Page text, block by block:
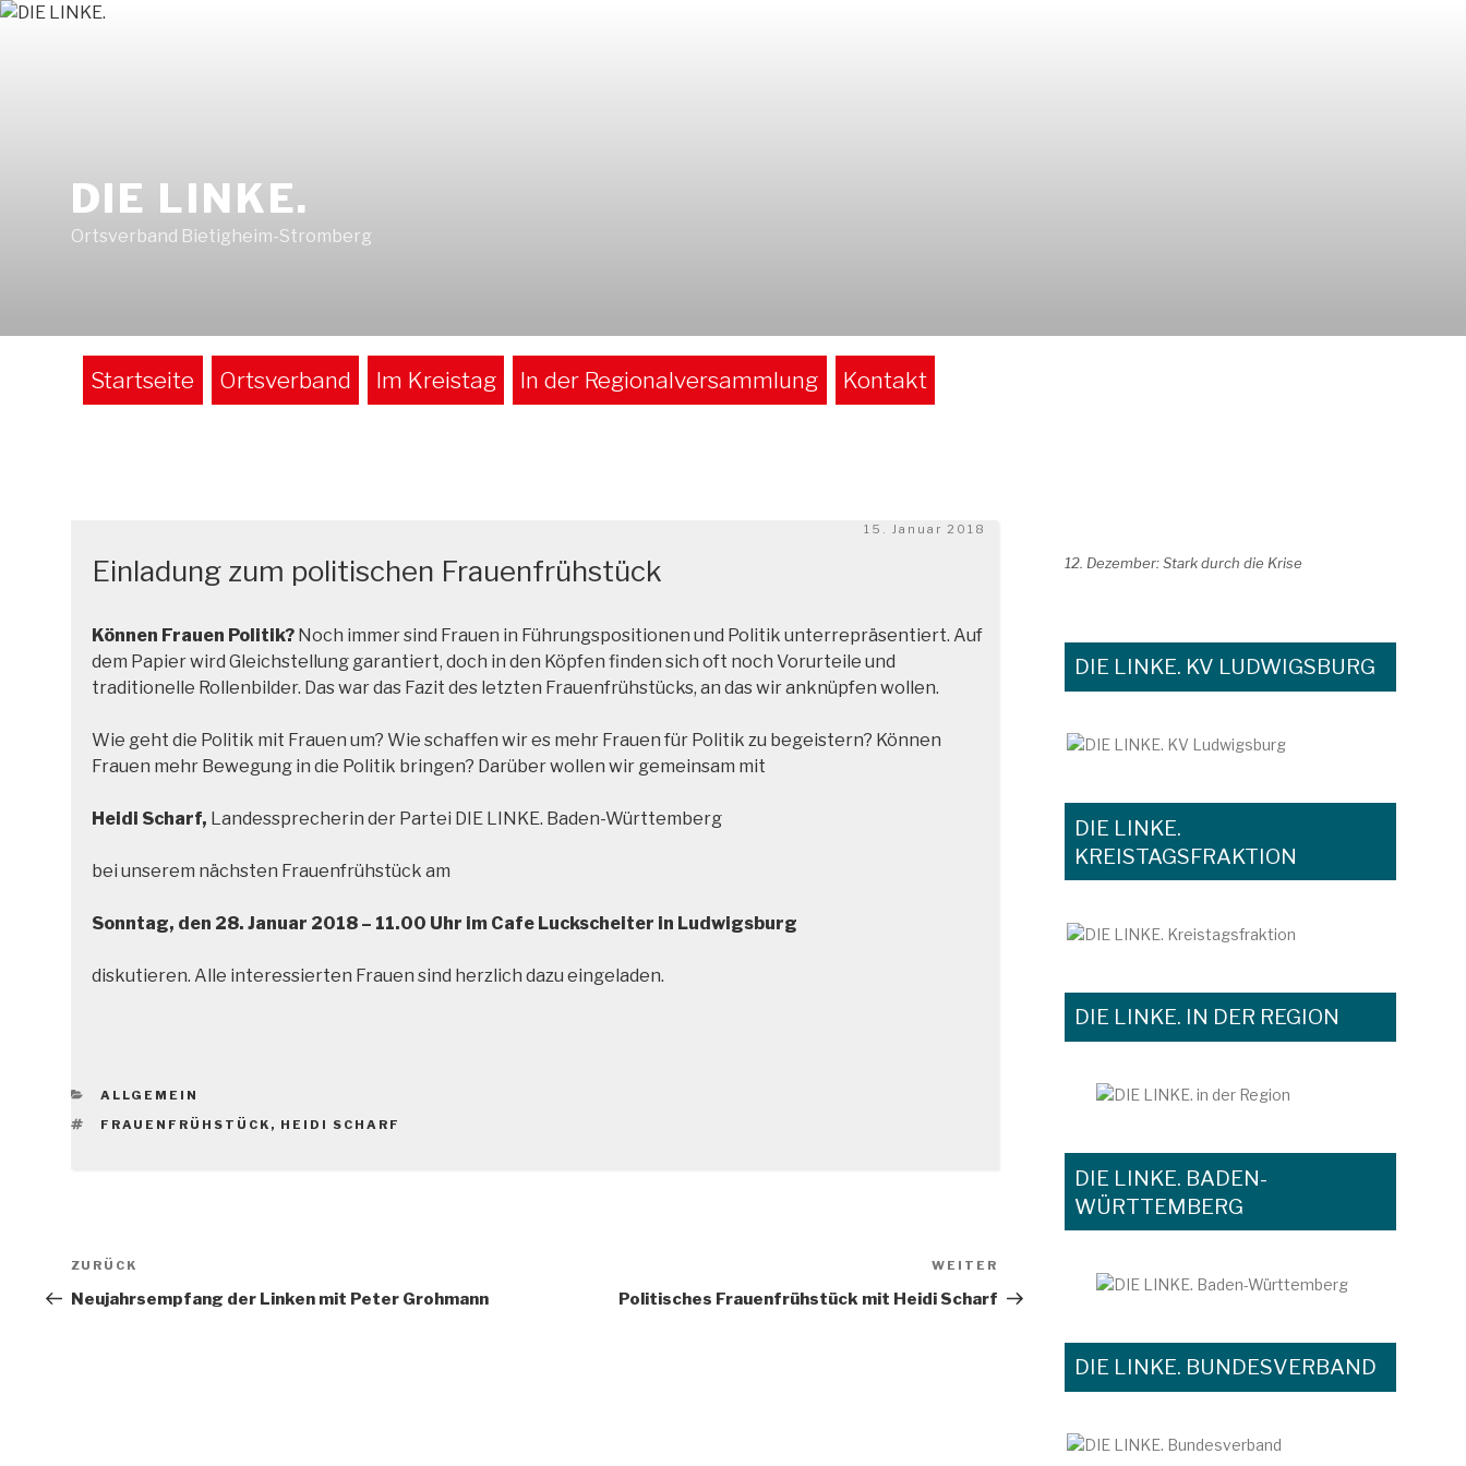
Zum
DIE LINKE.
Ortsverband Bietigheim-Stromberg
Startseite Ortsverband Im Kreistag In der Regionalversammlung Kontakt
Veröffentlicht
15. Januar 2018
Einladung zum politischen Frauenfrühstück
Können Frauen Politik? Noch immer sind Frauen in Führungspositionen und Politik unterrepräsentiert. Auf
dem Papier wird Gleichstellung garantiert, doch in den Köpfen finden sich oft noch Vorurteile und
traditionelle Rollenbilder. Das war das Fazit des letzten Frauenfrühstücks, an das wir anknüpfen wollen.
Wie geht die Politik mit Frauen um? Wie schaffen wir es mehr Frauen für Politik zu begeistern? Können
Frauen mehr Bewegung in die Politik bringen? Darüber wollen wir gemeinsam mit
Heidi Scharf, Landessprecherin der Partei DIE LINKE. Baden-Württemberg
bei unserem nächsten Frauenfrühstück am
Sonntag, den 28. Januar 2018 – 11.00 Uhr im Cafe Luckscheiter in Ludwigsburg
diskutieren. Alle interessierten Frauen sind herzlich dazu eingeladen.
KATEGORIEN
ALLGEMEIN
SCHLAGWÖRTER
FRAUENFRÜHSTÜCK , HEIDI SCHARF
Beitragsnavigation
Vorheriger
Beitrag
ZURÜCK
Neujahrsempfang der Linken mit Peter Grohmann
Beitrag
WEITER
Politisches Frauenfrühstück mit Heidi Scharf
12. Dezember: Stark durch die Krise
DIE LINKE. KV LUDWIGSBURG
DIE LINKE.
KREISTAGSFRAKTION
DIE LINKE. IN DER REGION
DIE LINKE. BADEN-
WÜRTTEMBERG
DIE LINKE. BUNDESVERBAND